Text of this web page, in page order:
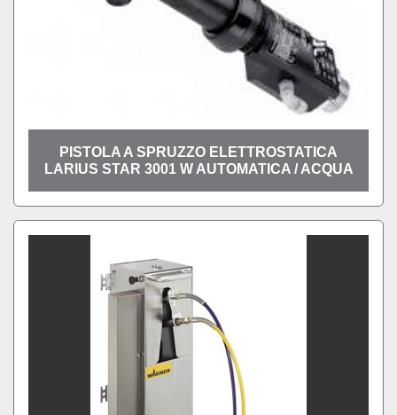
PISTOLA A SPRUZZO ELETTROSTATICA
LARIUS STAR 3001 W AUTOMATICA / ACQUA